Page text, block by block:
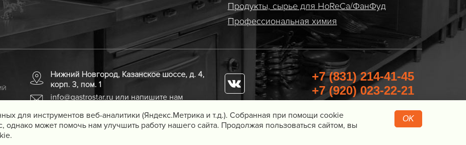
Продукты, сырье для HoReCa/ФанФуд
Профессиональная химия
Нижний Новгород, Казанское шоссе, д. 4,
корп. 3, пом. 1
info@gastrostar.ru или напишите нам
+7 (831) 214-41-45
+7 (920) 023-22-21
Перезвоните мне
для предприятий
для инструментов веб-аналитики (Яндекс.Метрика и т.д.). Собранная при помощи cookie
может помочь нам улучшить работу нашего сайта. Продолжая пользоваться сайтом, вы
OK